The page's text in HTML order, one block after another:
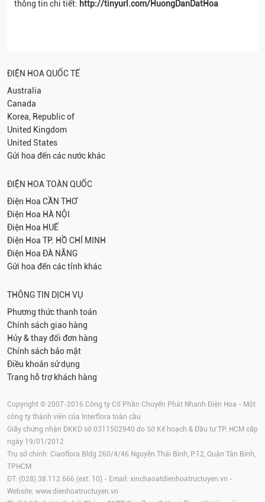
thông tin chi tiết: http://tinyurl.com/HuongDanDatHoa
ĐIỆN HOA QUỐC TẾ
Australia
Canada
Korea, Republic of
United Kingdom
United States
Gửi hoa đến các nước khác
ĐIỆN HOA TOÀN QUỐC
Điện Hoa CẦN THƠ
Điện Hoa HÀ NỘI
Điện Hoa HUẾ
Điện Hoa TP. HỒ CHÍ MINH
Điện Hoa ĐÀ NẴNG
Gửi hoa đến các tỉnh khác
THÔNG TIN DỊCH VỤ
Phương thức thanh toán
Chính sách giao hàng
Hủy & thay đổi đơn hàng
Chính sách bảo mật
Điều khoản sử dụng
Trang hỗ trợ khách hàng
Copyright © 2007-2016 Công ty Cổ Phần Chuyển Phát Nhanh Điện Hoa - Một
công ty thành viên của Interflora toàn cầu
Giấy chứng nhận ĐKKD số 0311502940 do Sở Kế hoạch & Đầu tư TP. HCM cấp
ngày 19/01/2012
Trụ sở chính: Ciaoflora Bldg 260/4/46 Nguyễn Thái Bình, P.12, Quận Tân Bình,
TPHCM
ĐT: (028) 38.112.666 (ext. 10) - Email: xinchaoatdienhoatructuyen.vn -
Website: www.dienhoatructuyen.vn